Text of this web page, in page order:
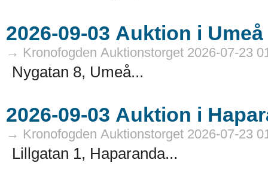
→ Kronofogden Auktionstorget 2026-07-23
Nygatan 8, Umeå...
→ Kronofogden Auktionstorget 2026-07-23
Lillgatan 1, Haparanda...